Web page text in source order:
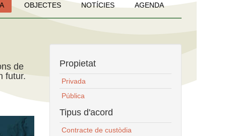
OBJECTES NOTÍCIES AGENDA
de
futur.
Propietat
Privada
Pública
Tipus d'acord
Contracte de custòdia